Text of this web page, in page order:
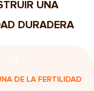
UNA
DURADERA
DE LA FERTILIDAD